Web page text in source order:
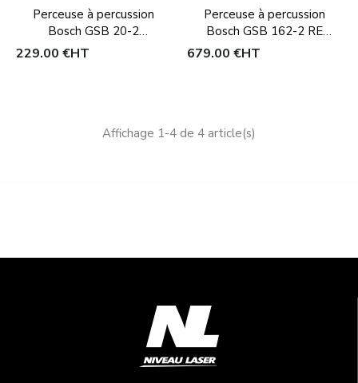
Perceuse à percussion
Bosch GSB 20-2
Professional
229,00 €HT
Perceuse à percussion
Bosch GSB 162-2 RE
Professional
679,00 €HT
Affichage 1-4 de 4 article(s)